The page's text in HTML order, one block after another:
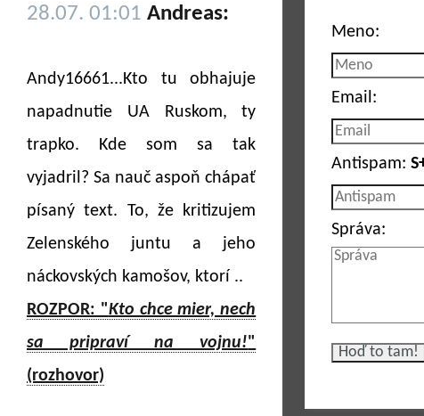
28.07. 01:01 Andreas:
Andy16661...Kto tu obhajuje
napadnutie UA Ruskom, ty
trapko. Kde som sa tak
vyjadril? Sa nauč aspoň chápať
písaný text. To, že kritizujem
Zelenského juntu a jeho
náckovských kamošov, ktorí ..
ROZPOR: "Kto chce mier, nech
sa pripraví na vojnu!"
(rozhovor)
Meno:
Email:
Antispam:
Správa: